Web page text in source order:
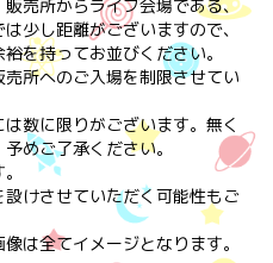
売所からライブ会場である、
少し距離がございますので、
を持ってお並びください。
所へのご入場を制限させてい
数に限りがございます。無く
めご了承ください。
けさせていただく可能性もご
は全てイメージとなります。